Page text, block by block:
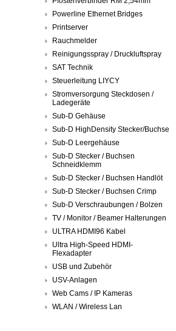
Powerline Ethernet Bridges
Printserver
Rauchmelder
Reinigungsspray / Druckluftspray
SAT Technik
Steuerleitung LIYCY
Stromversorgung Steckdosen /
Ladegeräte
Sub-D Gehäuse
Sub-D HighDensity Stecker/Buchse
Sub-D Leergehäuse
Sub-D Stecker / Buchsen
Schneidklemm
Sub-D Stecker / Buchsen Handlöt
Sub-D Stecker / Buchsen Crimp
Sub-D Verschraubungen / Bolzen
TV / Monitor / Beamer Halterungen
ULTRA HDMI96 Kabel
Ultra High-Speed HDMI-
Flexadapter
USB und Zubehör
USV-Anlagen
Web Cams / IP Kameras
WLAN / Wireless Lan